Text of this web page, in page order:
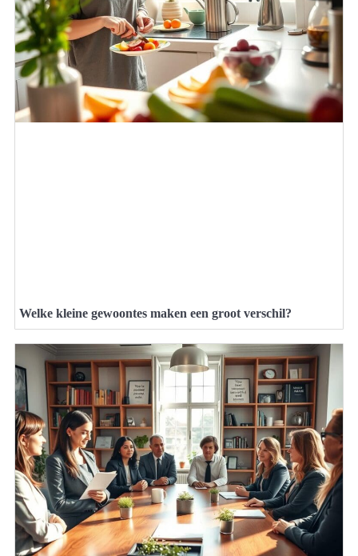
Welke kleine gewoontes maken een groot verschil?